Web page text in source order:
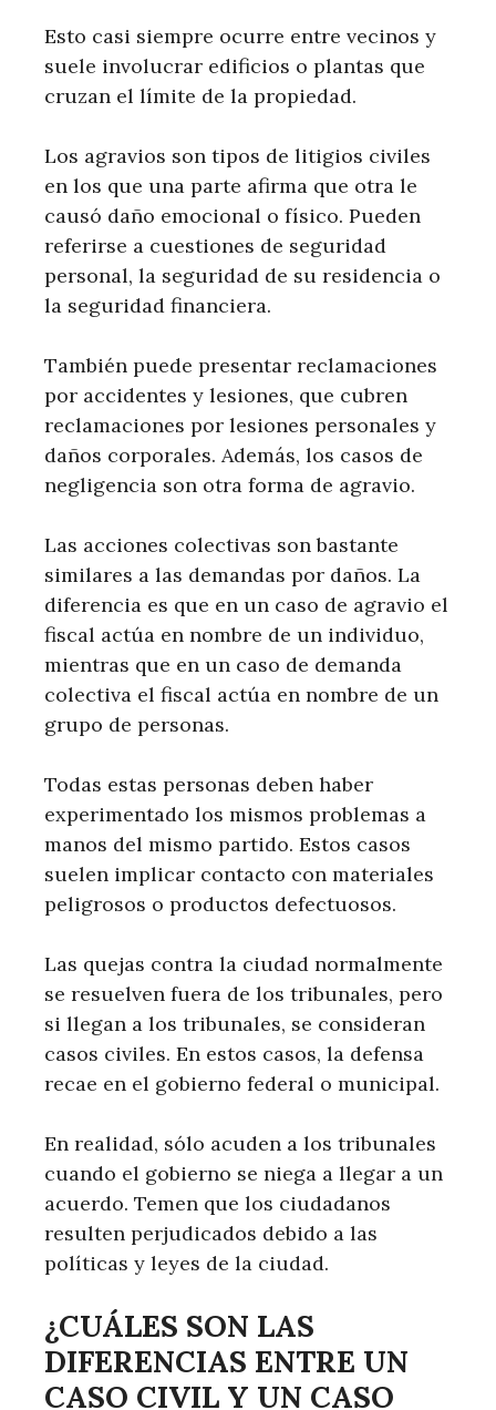
Esto casi siempre ocurre entre vecinos y
suele involucrar edificios o plantas que
cruzan el límite de la propiedad.
Los agravios son tipos de litigios civiles
en los que una parte afirma que otra le
causó daño emocional o físico. Pueden
referirse a cuestiones de seguridad
personal, la seguridad de su residencia o
la seguridad financiera.
También puede presentar reclamaciones
por accidentes y lesiones, que cubren
reclamaciones por lesiones personales y
daños corporales. Además, los casos de
negligencia son otra forma de agravio.
Las acciones colectivas son bastante
similares a las demandas por daños. La
diferencia es que en un caso de agravio el
fiscal actúa en nombre de un individuo,
mientras que en un caso de demanda
colectiva el fiscal actúa en nombre de un
grupo de personas.
Todas estas personas deben haber
experimentado los mismos problemas a
manos del mismo partido. Estos casos
suelen implicar contacto con materiales
peligrosos o productos defectuosos.
Las quejas contra la ciudad normalmente
se resuelven fuera de los tribunales, pero
si llegan a los tribunales, se consideran
casos civiles. En estos casos, la defensa
recae en el gobierno federal o municipal.
En realidad, sólo acuden a los tribunales
cuando el gobierno se niega a llegar a un
acuerdo. Temen que los ciudadanos
resulten perjudicados debido a las
políticas y leyes de la ciudad.
¿CUÁLES SON LAS
DIFERENCIAS ENTRE UN
CASO CIVIL Y UN CASO